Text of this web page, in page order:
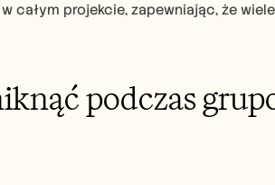
projekcie, zapewniając, że
podczas